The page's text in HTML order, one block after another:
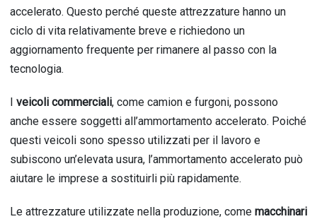
accelerato. Questo perché queste attrezzature hanno un
ciclo di vita relativamente breve e richiedono un
aggiornamento frequente per rimanere al passo con la
tecnologia.
I veicoli commerciali, come camion e furgoni, possono
anche essere soggetti all’ammortamento accelerato. Poiché
questi veicoli sono spesso utilizzati per il lavoro e
subiscono un’elevata usura, l’ammortamento accelerato può
aiutare le imprese a sostituirli più rapidamente.
Le attrezzature utilizzate nella produzione, come macchinari